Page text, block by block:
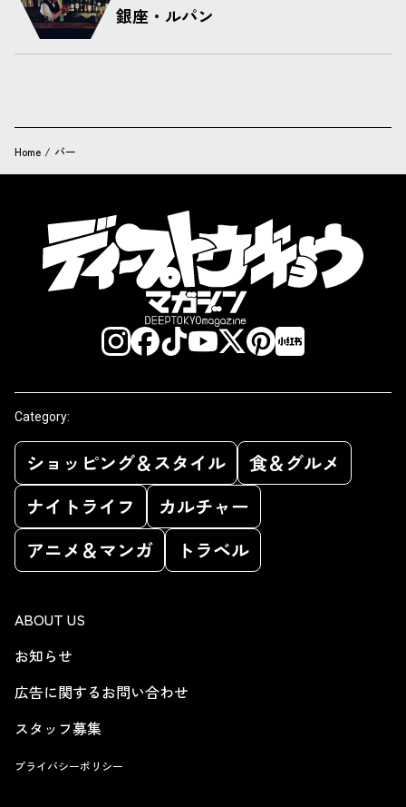
銀座・ルパン
Home / バー
Category:
ショッピング＆スタイル
食＆グルメ
ナイトライフ
カルチャー
アニメ＆マンガ
トラベル
ABOUT US
お知らせ
広告に関するお問い合わせ
スタッフ募集
プライバシーポリシー